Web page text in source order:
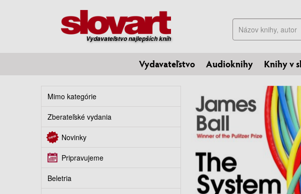
Vydavateľstvo najlepších kníh
Hľadať
Vydavateľstvo Audioknihy Knihy v
Mimo kategórie
Zberateľské vydania
Novinky
Pripravujeme
Beletria